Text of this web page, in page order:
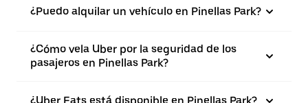
¿Puedo alquilar un vehículo en Pinellas Park?
¿Cómo vela Uber por la seguridad de los
pasajeros en Pinellas Park?